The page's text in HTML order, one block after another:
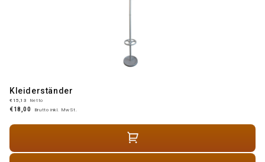
Kleiderständer
€15,13 Netto
€18,00 Brutto inkl. MwSt.